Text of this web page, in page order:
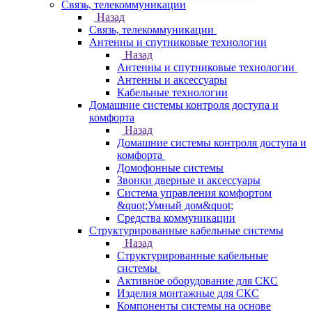
Связь, телекоммуникации
Назад
Связь, телекоммуникации
Антенны и спутниковые технологии
Назад
Антенны и спутниковые технологии
Антенны и аксессуары
Кабельные технологии
Домашние системы контроля доступа и
комфорта
Назад
Домашние системы контроля доступа и
комфорта
Домофонные системы
Звонки дверные и аксессуары
Система управления комфортом
&quot;Умный дом&quot;
Средства коммуникации
Структурированные кабельные системы
Назад
Структурированные кабельные
системы
Активное оборудование для СКС
Изделия монтажные для СКС
Компоненты системы на основе